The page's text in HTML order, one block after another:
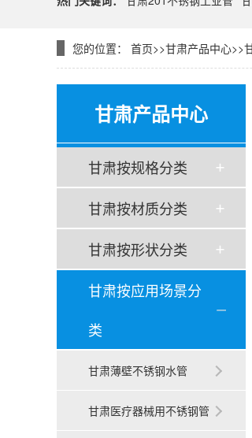
您的位置： 首页>>甘肃产品中心>>
甘肃产品中心
甘肃按规格分类
甘肃按材质分类
甘肃按形状分类
甘肃按应用场景分
类
甘肃薄壁不锈钢水管
甘肃医疗器械用不锈钢管